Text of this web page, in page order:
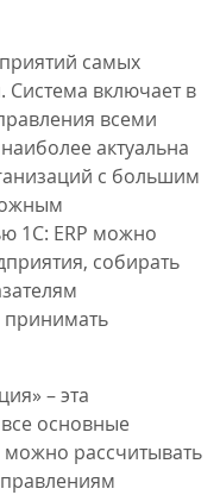
самых
Система включает в
всеми
актуальна
с большим
1С: ERP можно
собирать
принимать
– эта
основные
рассчитывать